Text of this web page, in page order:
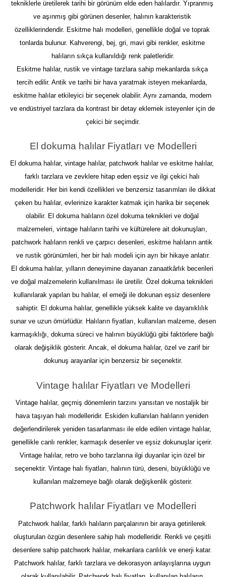
tekniklerle üretilerek tarihi bir görünüm elde eden halılardır. Yıpranmış
ve aşınmış gibi görünen desenler, halının karakteristik
özelliklerindendir. Eskitme halı modelleri, genellikle doğal ve toprak
tonlarda bulunur. Kahverengi, bej, gri, mavi gibi renkler, eskitme
halıların sıkça kullanıldığı renk paletleridir.
Eskitme halılar, rustik ve vintage tarzlara sahip mekanlarda sıkça
tercih edilir. Antik ve tarihi bir hava yaratmak isteyen mekanlarda,
eskitme halılar etkileyici bir seçenek olabilir. Aynı zamanda, modern
ve endüstriyel tarzlara da kontrast bir detay eklemek isteyenler için de
çekici bir seçimdir.
El dokuma halılar Fiyatları ve Modelleri
El dokuma halılar, vintage halılar, patchwork halılar ve eskitme halılar,
farklı tarzlara ve zevklere hitap eden eşsiz ve ilgi çekici halı
modelleridir. Her biri kendi özellikleri ve benzersiz tasarımları ile dikkat
çeken bu halılar, evlerinize karakter katmak için harika bir seçenek
olabilir. El dokuma halıların özel dokuma teknikleri ve doğal
malzemeleri, vintage halıların tarihi ve kültürelere ait dokunuşları,
patchwork halıların renkli ve çarpıcı desenleri, eskitme halıların antik
ve rustik görünümleri, her bir halı modeli için ayrı bir hikaye anlatır.
El dokuma halılar, yılların deneyimine dayanan zanaatkârlık becerileri
ve doğal malzemelerin kullanılması ile üretilir. Özel dokuma teknikleri
kullanılarak yapılan bu halılar, el emeği ile dokunan eşsiz desenlere
sahiptir. El dokuma halılar, genellikle yüksek kalite ve dayanıklılık
sunar ve uzun ömürlüdür. Halıların fiyatları, kullanılan malzeme, desen
karmaşıklığı, dokuma süreci ve halının büyüklüğü gibi faktörlere bağlı
olarak değişiklik gösterir. Ancak, el dokuma halılar, özel ve zarif bir
dokunuş arayanlar için benzersiz bir seçenektir.
Vintage halılar Fiyatları ve Modelleri
Vintage halılar, geçmiş dönemlerin tarzını yansıtan ve nostaljik bir
hava taşıyan halı modelleridir. Eskiden kullanılan halıların yeniden
değerlendirilerek yeniden tasarlanması ile elde edilen vintage halılar,
genellikle canlı renkler, karmaşık desenler ve eşsiz dokunuşlar içerir.
Vintage halılar, retro ve boho tarzlarına ilgi duyanlar için özel bir
seçenektir. Vintage halı fiyatları, halının türü, deseni, büyüklüğü ve
kullanılan malzemeye bağlı olarak değişkenlik gösterir.
Patchwork halılar Fiyatları ve Modelleri
Patchwork halılar, farklı halıların parçalarının bir araya getirilerek
oluşturulan özgün desenlere sahip halı modelleridir. Renkli ve çeşitli
desenlere sahip patchwork halılar, mekanlara canlılık ve enerji katar.
Patchwork halılar, farklı tarzlara ve dekorasyon anlayışlarına uygun